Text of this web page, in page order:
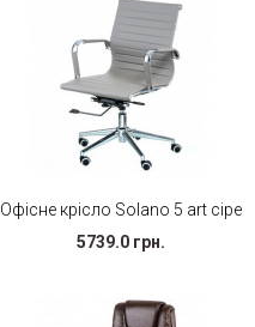
Офісне крісло Solano 5 art сіре
5739.0 грн.